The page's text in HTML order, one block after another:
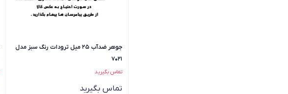
جوهر ضدآب 25 میل ترودات رنگ سبز مدل
7021
تماس بگیرید
تماس بگیرید